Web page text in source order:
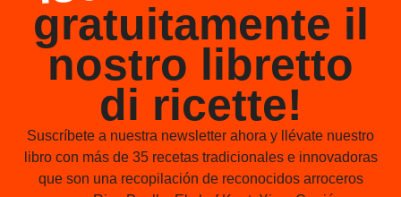
gratuitamente il
nostro libretto
di ricette!
Suscríbete a nuestra newsletter ahora y llévate nuestro
libro con más de 35 recetas tradicionales e innovadoras
que son una recopilación de reconocidos arroceros